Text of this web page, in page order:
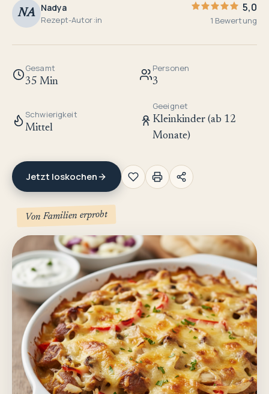
NA Nadya
Rezept-Autor:in
5,0
1 Bewertung
Gesamt
35 Min
Personen
3
Schwierigkeit
Mittel
Geeignet
Kleinkinder (ab 12
Monate)
Jetzt loskochen
Von Familien erprobt